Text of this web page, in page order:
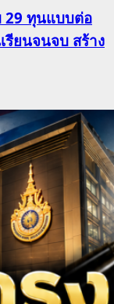
29 ทุนแบบต่อ
รียนจนจบ สร้าง